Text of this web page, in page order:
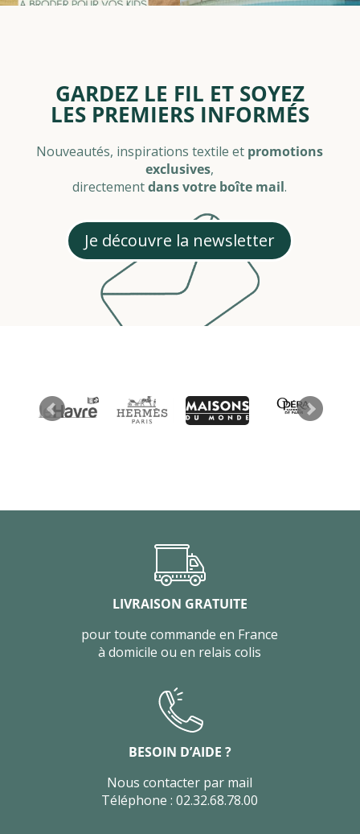
GARDEZ LE FIL ET SOYEZ
LES PREMIERS INFORMÉS
Nouveautés, inspirations textile et promotions
exclusives,
directementdans votre boîte mail.
Je découvre la newsletter
LIVRAISON GRATUITE
pour toute commande en France
à domicile ou en relais colis
BESOIN D’AIDE ?
Nous contacter par mail
Téléphone : 02.32.68.78.00